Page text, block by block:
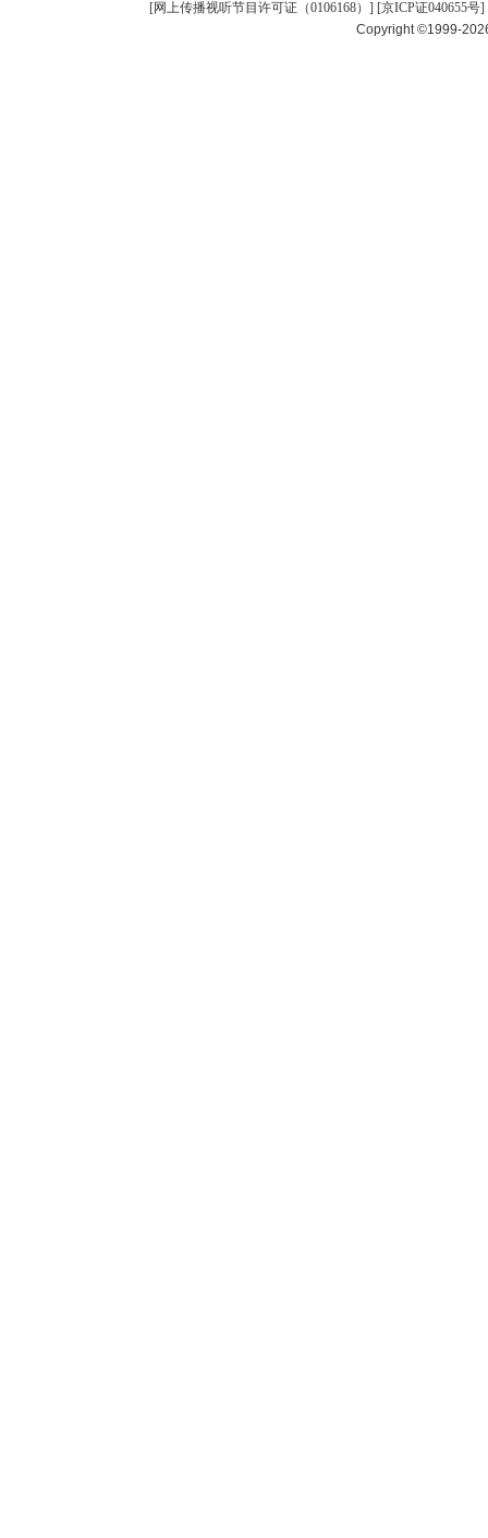
[网上传播视听节目许可证（0106168） ] [京ICP证040655号]
Copyright ©1999-